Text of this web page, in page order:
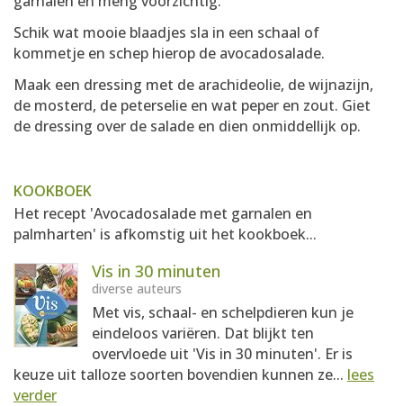
Schik wat mooie blaadjes sla in een schaal of
kommetje en schep hierop de avocadosalade.
Maak een dressing met de arachideolie, de wijnazijn,
de mosterd, de peterselie en wat peper en zout. Giet
de dressing over de salade en dien onmiddellijk op.
KOOKBOEK
Het recept 'Avocadosalade met garnalen en
palmharten' is afkomstig uit het kookboek...
Vis in 30 minuten
diverse auteurs
Met vis, schaal- en schelpdieren kun je
eindeloos variëren. Dat blijkt ten
overvloede uit 'Vis in 30 minuten'. Er is
keuze uit talloze soorten bovendien kunnen ze... lees
verder